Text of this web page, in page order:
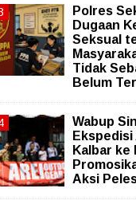
Polres
Dugaan
Seksual
Tidak
Belum
Wabup
Kalbar ke
Aksi